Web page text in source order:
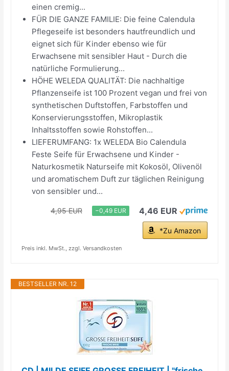
einen cremig...
FÜR DIE GANZE FAMILIE: Die feine Calendula
Pflegeseife ist besonders hautfreundlich und
eignet sich für Kinder ebenso wie für
Erwachsene mit sensibler Haut - Durch die
natürliche Formulierung...
HÖHE WELEDA QUALITÄT: Die nachhaltige
Pflanzenseife ist 100 Prozent vegan und frei von
synthetischen Duftstoffen, Farbstoffen und
Konservierungsstoffen, Mikroplastik
Inhaltsstoffen sowie Rohstoffen...
LIEFERUMFANG: 1x WELEDA Bio Calendula
Feste Seife für Erwachsene und Kinder -
Naturkosmetik Naturseife mit Kokosöl, Olivenöl
und aromatischem Duft zur täglichen Reinigung
von sensibler und...
4,95 EUR −0,49 EUR 4,46 EUR
*Zu Amazon
Preis inkl. MwSt., zzgl. Versandkosten
BESTSELLER NR. 12